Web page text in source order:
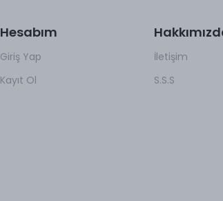
Hesabım
Giriş Yap
Kayıt Ol
İletişim
S.S.S